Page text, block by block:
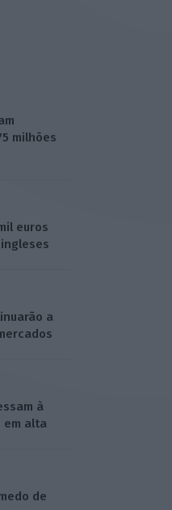
milhões
euros
a
à
em alta
de